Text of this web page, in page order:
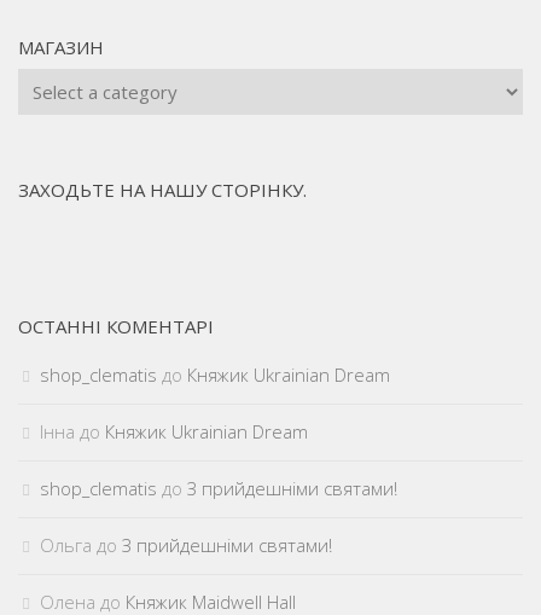
МАГАЗИН
ЗАХОДЬТЕ НА НАШУ СТОРІНКУ.
ОСТАННІ КОМЕНТАРІ
shop_clematis до Княжик Ukrainian Dream
Інна до Княжик Ukrainian Dream
shop_clematis до З прийдешніми святами!
Ольга до З прийдешніми святами!
Олена до Княжик Maidwell Hall